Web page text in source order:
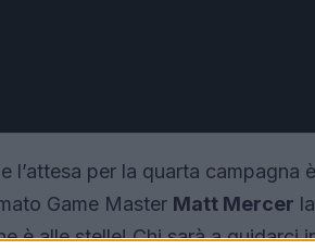
l’attesa per la quarta campagna
Game Master Matt Mercer
è alle stelle! Chi sarà a guidarci